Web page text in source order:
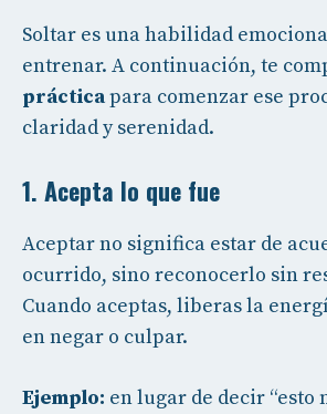
Soltar es una habilidad
entrenar. A continuación, te
prácticapara comenzar ese
claridad y serenidad.
1. Acepta lo que fue
Aceptar no significa estar de
ocurrido, sino reconocerlo sin
Cuando aceptas, liberas la
en negar o culpar.
Ejemplo: en lugar de decir “esto